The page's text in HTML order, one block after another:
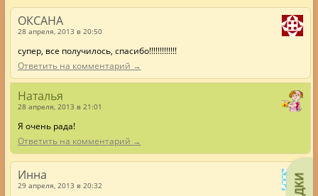
ОКСАНА
28 апреля, 2013 в 20:50
супер, все получилось, спасибо!!!!!!!!!!!!!
Ответить на комментарий →
Наталья
28 апреля, 2013 в 21:01
Я очень рада!
Ответить на комментарий →
Инна
29 апреля, 2013 в 20:32